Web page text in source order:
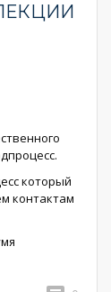
который
контактам